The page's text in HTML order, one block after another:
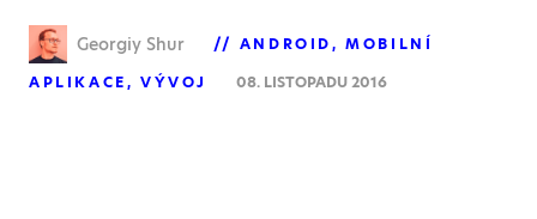
Georgiy Shur ANDROID
MOBILNÍ
APLIKACE
VÝVOJ 08. LISTOPADU 2016